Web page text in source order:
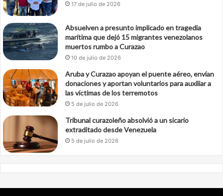
17 de julio de 2026
Absuelven a presunto implicado en tragedia
marítima que dejó 15 migrantes venezolanos
muertos rumbo a Curazao
10 de julio de 2026
Aruba y Curazao apoyan el puente aéreo, envían
donaciones y aportan voluntarios para auxiliar a
las víctimas de los terremotos
5 de julio de 2026
Tribunal curazoleño absolvió a un sicario
extraditado desde Venezuela
5 de julio de 2026